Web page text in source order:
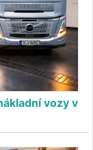
vozy v